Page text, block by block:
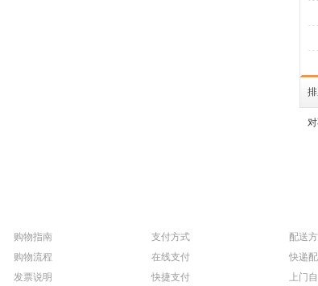
排
购物指南
购物流程
发票说明
支付方式
在线支付
快捷支付
配送
快递
上门